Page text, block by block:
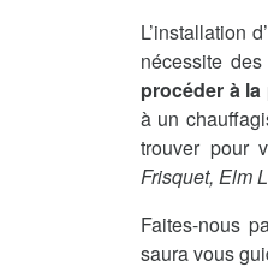
L’installation
nécessite
procéder à
à un
trouver pour
Frisquet, Elm
Faites-nous
saura vous